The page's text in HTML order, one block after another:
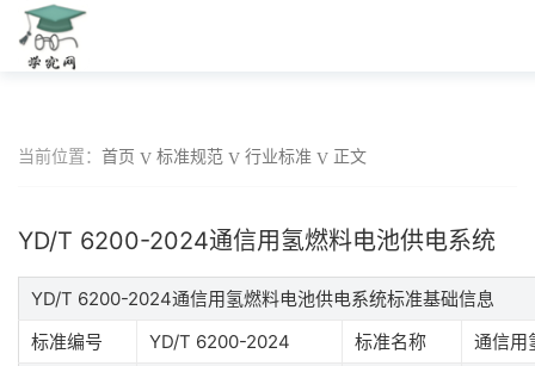
当前位置： 首页 标准规范 行业标准 正文
YD/T 6200-2024通信用氢燃料电池供电系统
YD/T 6200-2024通信用氢燃料电池供电系统标准基础信息
标准编号
YD/T 6200-2024 标准名称
通信用